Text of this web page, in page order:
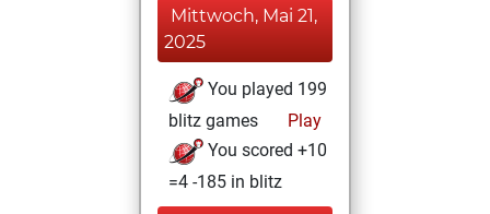
Mittwoch, Mai 21,
2025
You played 199
blitz games
Play
You scored +10
=4 -185 in blitz